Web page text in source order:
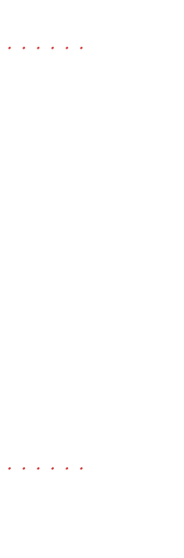
・・・・・
・・・・・